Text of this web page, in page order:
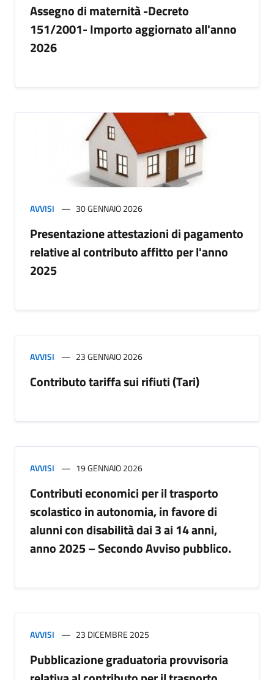
Assegno di maternità -Decreto
151/2001- Importo aggiornato all'anno
2026
AVVISI 30 GENNAIO 2026
Presentazione attestazioni di pagamento
relative al contributo affitto per l'anno
2025
AVVISI 23 GENNAIO 2026
Contributo tariffa sui rifiuti (Tari)
AVVISI 19 GENNAIO 2026
Contributi economici per il trasporto
scolastico in autonomia, in favore di
alunni con disabilità dai 3 ai 14 anni,
anno 2025 – Secondo Avviso pubblico.
AVVISI 23 DICEMBRE 2025
Pubblicazione graduatoria provvisoria